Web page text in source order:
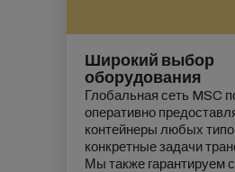
Широкий выбор
оборудования
Глобальная сеть MSC
оперативно
контейнеры любых
конкретные задачи
Мы также гарантируем